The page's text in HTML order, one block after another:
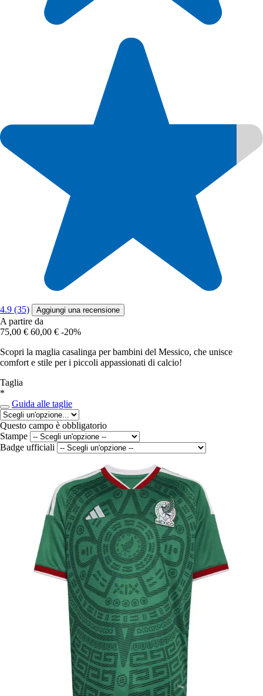
4.9 (35) Aggiungi una recensione
A partire da
75,00 € 60,00 € -20%
Scopri la maglia casalinga per bambini del Messico, che unisce
comfort e stile per i piccoli appassionati di calcio!
Taglia
*
Guida alle taglie
Questo campo è obbligatorio
Stampe
Badge ufficiali